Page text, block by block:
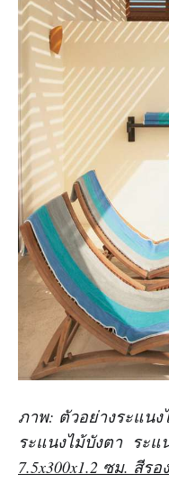
ภาพ: ตัวอย่างระแน
ระแนงไม้บังตา ระแ
7.5x300x1.2 ซม. สีรอ